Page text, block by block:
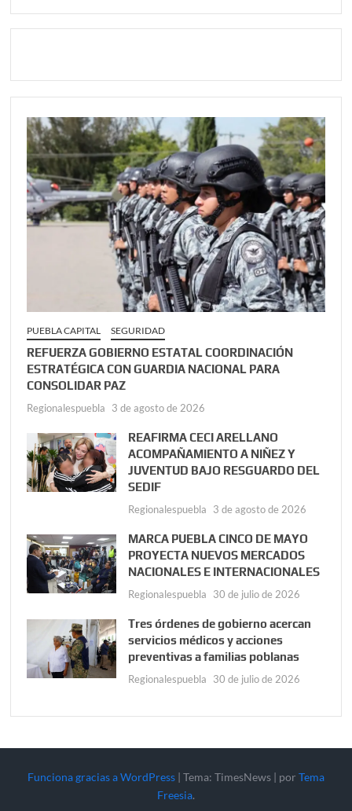
PUEBLA CAPITAL SEGURIDAD
REFUERZA GOBIERNO ESTATAL COORDINACIÓN
ESTRATÉGICA CON GUARDIA NACIONAL PARA
CONSOLIDAR PAZ
Regionalespuebla 3 de agosto de 2026
REAFIRMA CECI ARELLANO
ACOMPAÑAMIENTO A NIÑEZ Y
JUVENTUD BAJO RESGUARDO DEL
SEDIF
Regionalespuebla 3 de agosto de 2026
MARCA PUEBLA CINCO DE MAYO
PROYECTA NUEVOS MERCADOS
NACIONALES E INTERNACIONALES
Regionalespuebla 30 de julio de 2026
Tres órdenes de gobierno acercan
servicios médicos y acciones
preventivas a familias poblanas
Regionalespuebla 30 de julio de 2026
Funciona gracias a WordPress | Tema: TimesNews | por Tema
Freesia.